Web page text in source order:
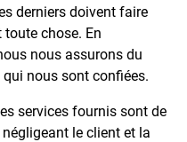
derniers doivent faire
chose. En
nous assurons du
nous sont confiées.
services fournis sont de
le client et la